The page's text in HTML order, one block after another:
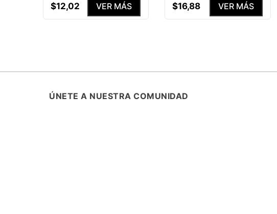
$12,02 VER MÁS $16,88 VER MÁS
ÚNETE A NUESTRA COMUNIDAD